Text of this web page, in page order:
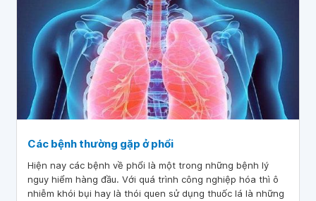
Các bệnh thường gặp ở phổi
Hiện nay các bệnh về phổi là một trong những bệnh lý
nguy hiểm hàng đầu. Với quá trình công nghiệp hóa thì ô
nhiễm khói bụi hay là thói quen sử dụng thuốc lá là những